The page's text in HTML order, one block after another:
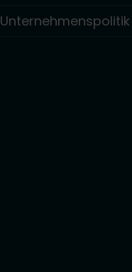
Unternehmenspolitik